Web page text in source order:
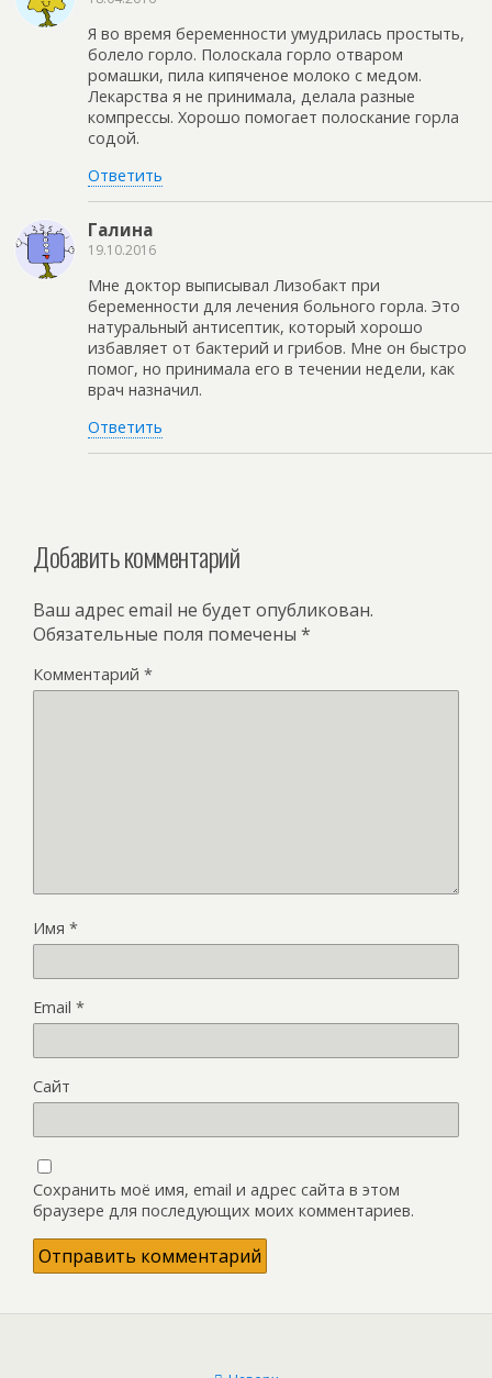
Я во время беременности умудрилась простыть,
болело горло. Полоскала горло отваром
ромашки, пила кипяченое молоко с медом.
Лекарства я не принимала, делала разные
компрессы. Хорошо помогает полоскание горла
содой.
Ответить
Галина
19.10.2016
Мне доктор выписывал Лизобакт при
беременности для лечения больного горла. Это
натуральный антисептик, который хорошо
избавляет от бактерий и грибов. Мне он быстро
помог, но принимала его в течении недели, как
врач назначил.
Ответить
Добавить комментарий
Ваш адрес email не будет опубликован.
Обязательные поля помечены *
Комментарий *
Имя *
Email *
Сайт
Сохранить моё имя, email и адрес сайта в этом
браузере для последующих моих комментариев.